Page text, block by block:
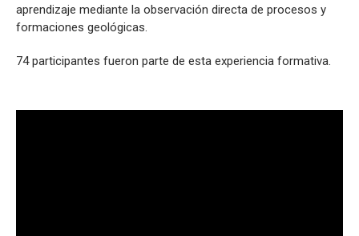
aprendizaje mediante la observación directa de procesos y
formaciones geológicas.
74 participantes fueron parte de esta experiencia formativa.